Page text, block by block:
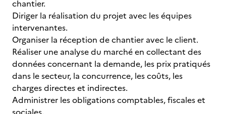
chantier.
Diriger la réalisation du projet avec les équipes
intervenantes.
Organiser la réception de chantier avec le client.
Réaliser une analyse du marché en collectant des
données concernant la demande, les prix pratiqués
dans le secteur, la concurrence, les coûts, les
charges directes et indirectes.
Administrer les obligations comptables, fiscales et